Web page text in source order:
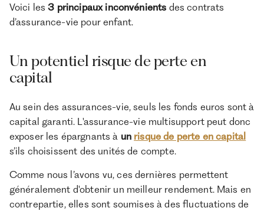
Voici les 3 principaux inconvénients des contrats
d’assurance-vie pour enfant.
Un potentiel risque de perte en
capital
Au sein des assurances-vie, seuls les fonds euros sont à
capital garanti. L'assurance-vie multisupport peut donc
exposer les épargnants à un risque de perte en capital
s’ils choisissent des unités de compte.
Comme nous l’avons vu, ces dernières permettent
généralement d'obtenir un meilleur rendement. Mais en
contrepartie, elles sont soumises à des fluctuations de